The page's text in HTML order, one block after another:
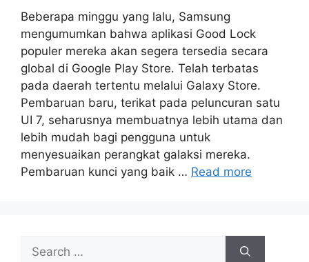
Beberapa minggu yang lalu, Samsung
mengumumkan bahwa aplikasi Good Lock
populer mereka akan segera tersedia secara
global di Google Play Store. Telah terbatas
pada daerah tertentu melalui Galaxy Store.
Pembaruan baru, terikat pada peluncuran satu
UI 7, seharusnya membuatnya lebih utama dan
lebih mudah bagi pengguna untuk
menyesuaikan perangkat galaksi mereka.
Pembaruan kunci yang baik … Read more
Search